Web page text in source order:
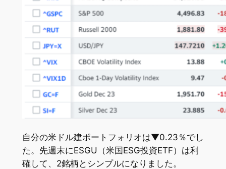
自分の米ドル建ポートフォリオは▼0.23％でし
た。先週末にESGU（米国ESG投資ETF）は利
確して、2銘柄とシンプルになりました。